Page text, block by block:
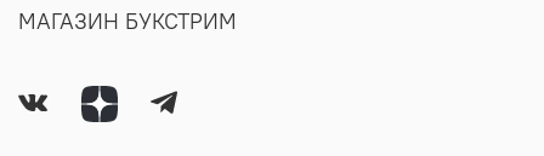
МАГАЗИН БУКСТРИМ